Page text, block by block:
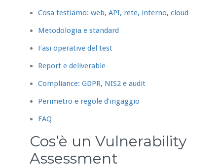
Cosa testiamo: web, API, rete, interno, cloud
Metodologia e standard
Fasi operative del test
Report e deliverable
Compliance: GDPR, NIS2 e audit
Perimetro e regole d’ingaggio
FAQ
Cos’è un Vulnerability
Assessment